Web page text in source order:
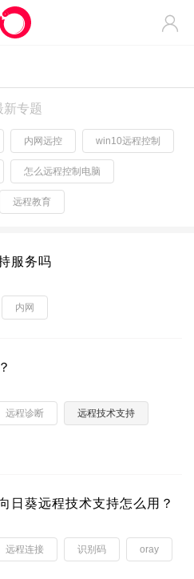

新专题
内网远控 win10远程控制
怎么远程控制电脑
远程教育
服务吗
内网
远程诊断 远程技术支持
日葵远程技术支持怎么用？
远程连接 识别码 oray